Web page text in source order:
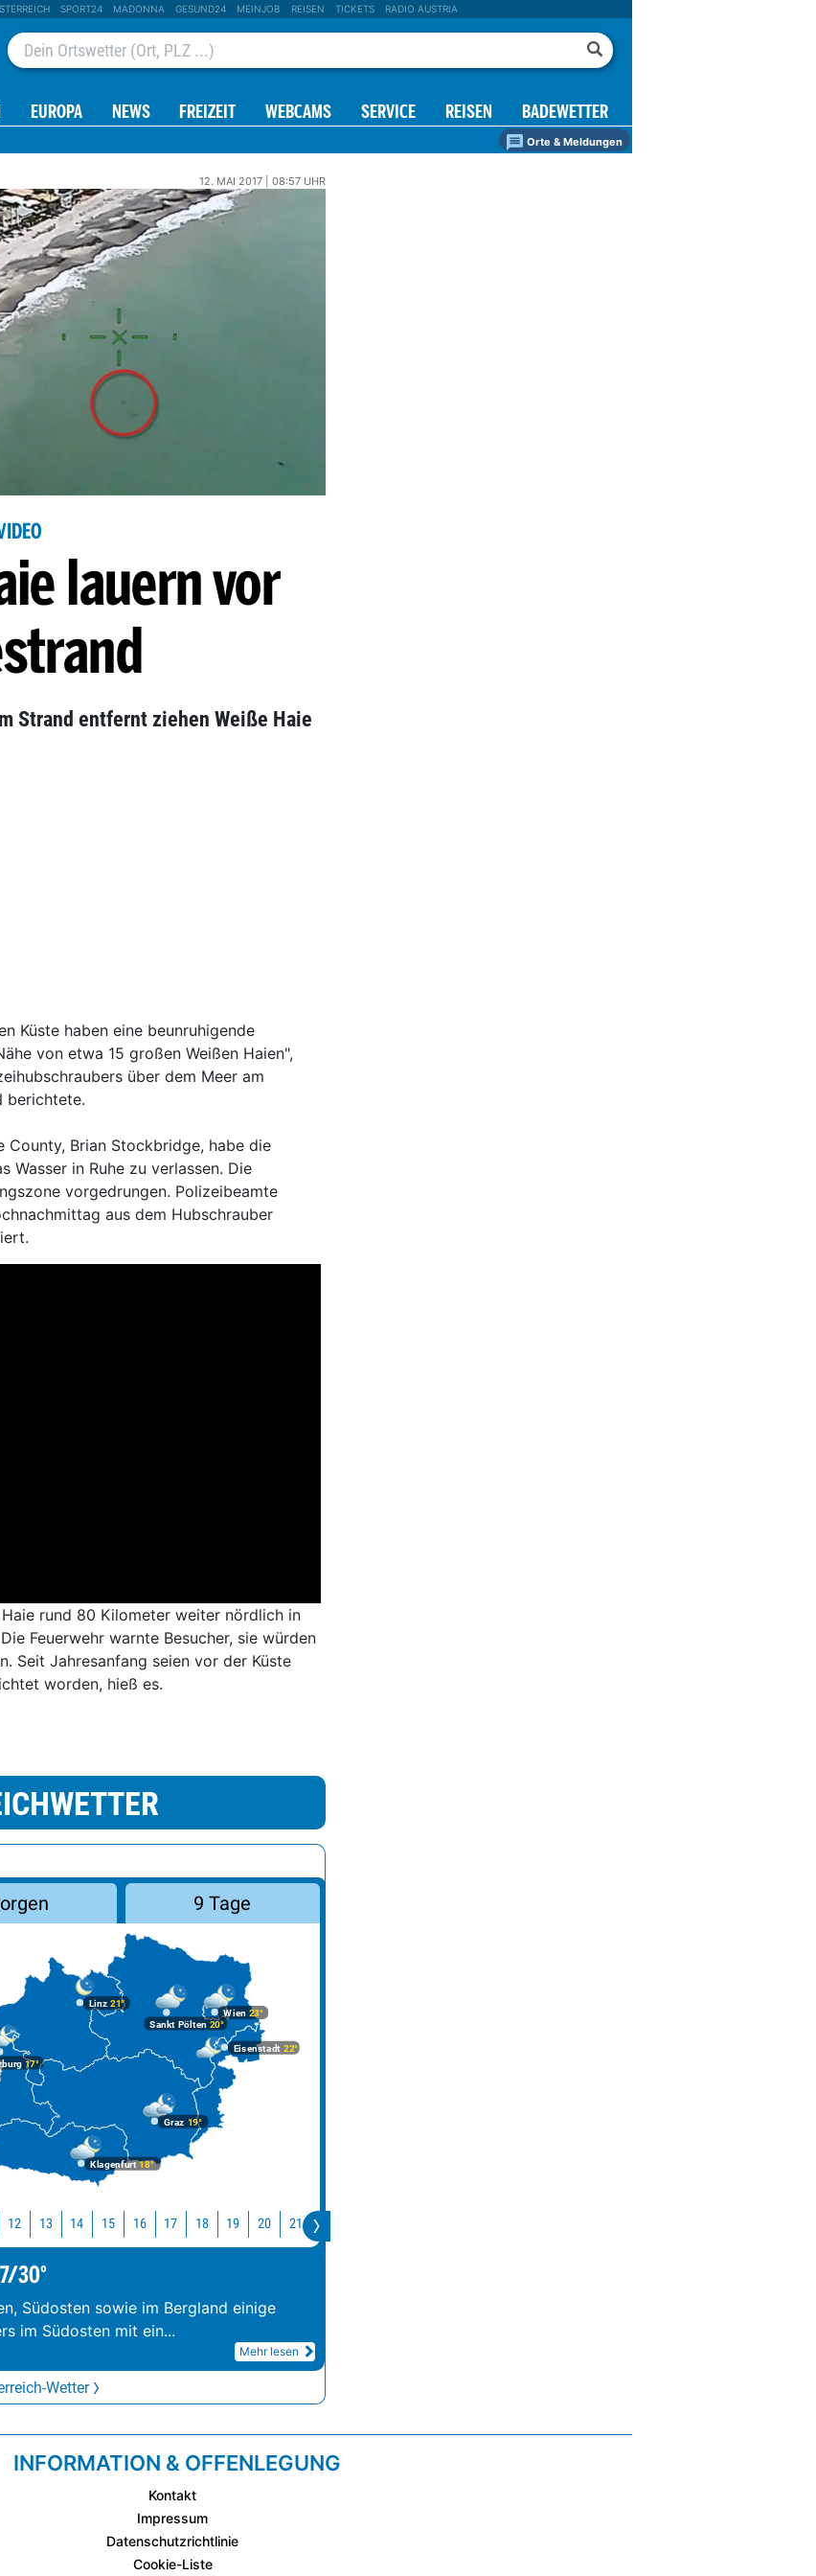
SPORT24 MADONNA GESUND24 MEINJOB REISEN TICKETS RADIO AUSTRIA
EUROPA NEWS FREIZEIT WEBCAMS SERVICE REISEN BADEWETTER
Orte & Meldungen
12. MAI 2017 | 08:57 UHR
lauern vor
Strand entfernt ziehen Weiße Haie
Küste haben eine beunruhigende
von etwa 15 großen Weißen Haien",
über dem Meer am
berichtete.
Brian Stockbridge, habe die
in Ruhe zu verlassen. Die
vorgedrungen. Polizeibeamte
aus dem Hubschrauber
rund 80 Kilometer weiter nördlich in
Feuerwehr warnte Besucher, sie würden
Seit Jahresanfang seien vor der Küste
worden, hieß es.
9 Tage
Graz 19°
Klagenfurt18°
Linz 21°
17°
Wien 23°
Eisenstadt 22°
Sankt Pölten 20°
12 13 14 15 16 17 18 19 20 21
30°
Südosten sowie im Bergland einige
im Südosten mit ein...
Mehr lesen
Wetter
INFORMATION & OFFENLEGUNG
Kontakt
Impressum
Datenschutzrichtlinie
Cookie-Liste